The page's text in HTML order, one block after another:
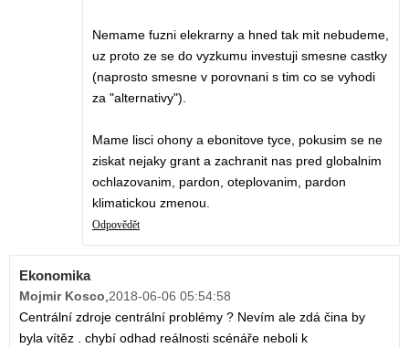
Nemame fuzni elekrarny a hned tak mit nebudeme,
uz proto ze se do vyzkumu investuji smesne castky
(naprosto smesne v porovnani s tim co se vyhodi
za "alternativy").
Mame lisci ohony a ebonitove tyce, pokusim se ne
ziskat nejaky grant a zachranit nas pred globalnim
ochlazovanim, pardon, oteplovanim, pardon
klimatickou zmenou.
Odpovědět
Ekonomika
Mojmir Kosco,2018-06-06 05:54:58
Centrální zdroje centrální problémy ? Nevím ale zdá čina by
byla vítěz . chybí odhad reálnosti scénáře neboli k